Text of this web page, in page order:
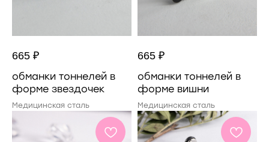
665 ₽
обманки тоннелей в
форме звездочек
Медицинская сталь
665 ₽
обманки тоннелей в
форме вишни
Медицинская сталь